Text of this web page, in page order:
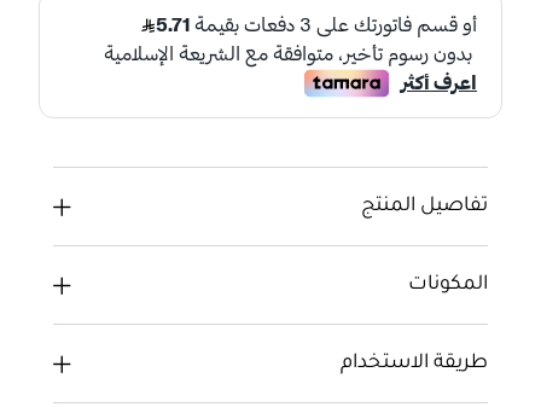
تفاصيل المنتج
المكونات
طريقة الاستخدام